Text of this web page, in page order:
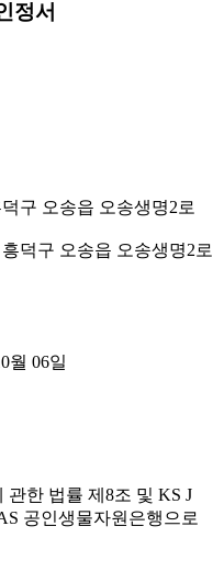
정서
구 오송읍 오송생명2로
덕구 오송읍 오송생명2로
월 06일
한 법률 제8조 및 KS J
공인생물자원은행으로